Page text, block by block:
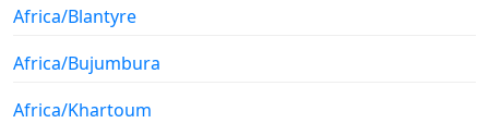
Africa/Blantyre
Africa/Bujumbura
Africa/Khartoum